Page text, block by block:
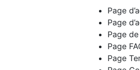
Page
Page
Page
Page
Page